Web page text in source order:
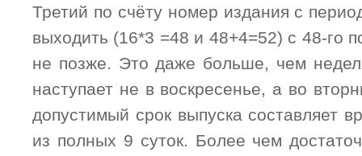
Третий по счёту номер издания с
выходить (16*3 =48 и 48+4=52) с 48-го
не позже. Это даже больше, чем
наступает не в воскресенье, а во
допустимый срок выпуска составляет
из полных 9 суток. Более чем